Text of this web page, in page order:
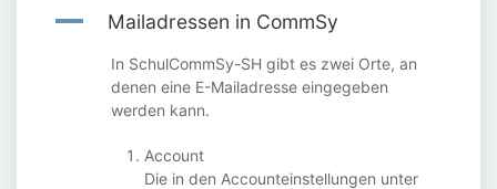
A Mailadressen in CommSy
In SchulCommSy-SH gibt es zwei Orte, an
denen eine E-Mailadresse eingegeben
werden kann.
Account
Die in den Accounteinstellungen unter